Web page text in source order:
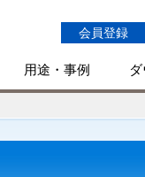
会員登録
用途・事例